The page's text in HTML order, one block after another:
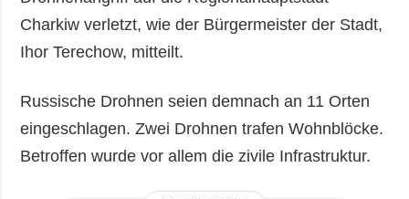
Charkiw verletzt, wie der Bürgermeister der Stadt,
Ihor Terechow, mitteilt.
Russische Drohnen seien demnach an 11 Orten
eingeschlagen. Zwei Drohnen trafen Wohnblöcke.
Betroffen wurde vor allem die zivile Infrastruktur.